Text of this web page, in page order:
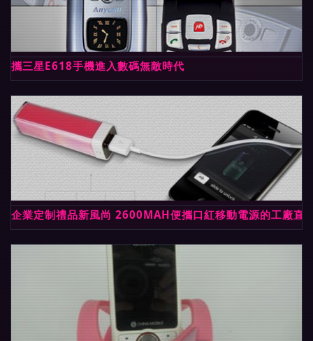
攜三星E618手機進入數碼無敵時代
企業定制禮品新風尚 2600MAH便攜口紅移動電源的工廠直